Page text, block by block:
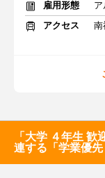
雇用形態
ア
アクセス
南
「大学 ４年生
連する「学業優